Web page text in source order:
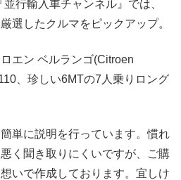
行輸入車チャンネル』では、
選したクルマをピックアップ。
エン ベルランゴ(Citroen
、珍しい6MTの7人乗りロング
単に説明を行っています。慣れ
く聞き取りにくいですが、ご購
いで作成しております。宜しけ